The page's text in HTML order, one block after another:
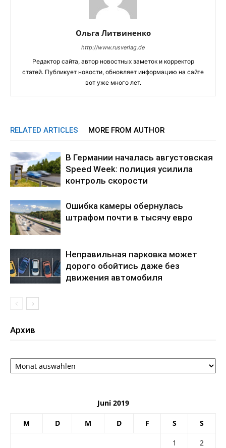
Ольга Литвиненко
http://www.rusverlag.de
Редактор сайта, автор новостных заметок и корректор
статей. Публикует новости, обновляет информацию на сайте
вот уже много лет.
RELATED ARTICLES MORE FROM AUTHOR
В Германии началась августовская
Speed Week: полиция усилила
контроль скорости
Ошибка камеры обернулась
штрафом почти в тысячу евро
Неправильная парковка может
дорого обойтись даже без
движения автомобиля
Архив
Архив
Juni 2019
M D M D F S S
1
2